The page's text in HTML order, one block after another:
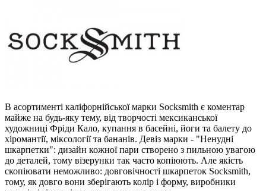
В асортименті каліфорнійської марки Socksmith є коментар
майже на будь-яку тему, від творчості мексиканської
художниці Фріди Кало, купання в басейні, йоги та балету до
хіромантії, міксології та бананів. Девіз марки - "Ненудні
шкарпетки": дизайн кожної пари створено з пильною увагою
до деталей, тому візерунки так часто копіюють. Але якість
скопіювати неможливо: довговічності шкарпеток Socksmith,
тому, як довго вони зберігають колір і форму, виробники